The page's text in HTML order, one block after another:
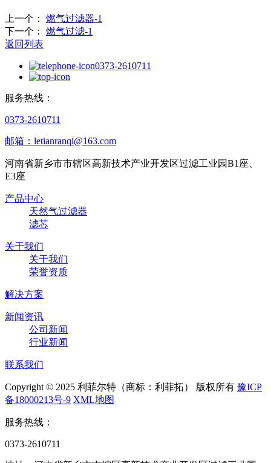
上一个：
燃气过滤器-1
下一个：
燃气过滤-1
返回列表
0373-2610711
服务热线：
0373-2610711
邮箱：letianranqi@163.com
河南省新乡市市辖区高新技术产业开发区过滤工业园B1座、
E3座
产品中心
天然气过滤器
滤芯
关于我们
关于我们
荣誉资质
解决方案
新闻资讯
公司新闻
行业新闻
联系我们
Copyright © 2025 利菲尔特（商标：利菲拓） 版权所有 豫ICP
备18000213号-9 XML地图
服务热线：
0373-2610711